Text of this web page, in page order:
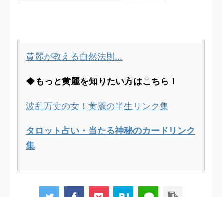
黄麗が教える自然法則…
◆もっと黄麗を知りたい方はこちら！
波乱万丈の女！黄麗の半生リンク集
タロット占い・当たる神秘のカードリンク
集